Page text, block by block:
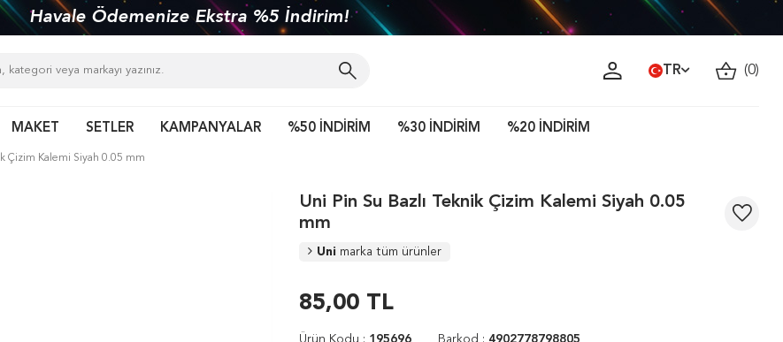
Havale Ödemenize Ekstra %5 İndirim!
TR (0)
MAKET SETLER KAMPANYALAR %50 İNDİRİM %30 İNDİRİM %20 İNDİRİM
Çizim Kalemi Siyah 0.05 mm
Uni Pin Su Bazlı Teknik Çizim Kalemi Siyah 0.05
mm
Uni marka tüm ürünler
85,00 TL
Ürün Kodu : 195696 Barkod : 4902778798805